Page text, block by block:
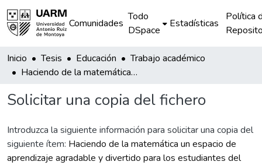
Comunidades
Todo
DSpace
Estadísticas
Política
Inicio Tesis Educación
Trabajo académico
Haciendo de la matemática un espacio de aprendizaje agradable y divertido para los estudiantes del nivel primario de la IE Simón Bolívar
Solicitar una copia del fichero
Introduzca la siguiente información para solicitar una copia del
siguiente ítem: Haciendo de la matemática un espacio de
aprendizaje agradable y divertido para los estudiantes del